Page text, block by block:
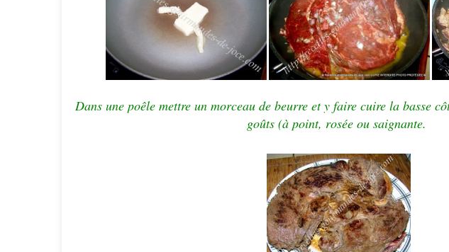
Dans une poêle mettre un morceau de beurre et y faire cuire la basse
goûts (à point, rosée ou saignante.